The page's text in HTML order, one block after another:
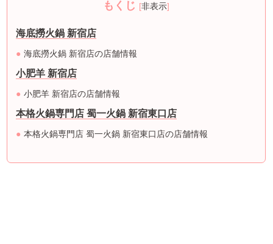
もくじ [非表示]
海底撈火鍋 新宿店
海底撈火鍋 新宿店の店舗情報
小肥羊 新宿店
小肥羊 新宿店の店舗情報
本格火鍋専門店 蜀一火鍋 新宿東口店
本格火鍋専門店 蜀一火鍋 新宿東口店の店舗情報